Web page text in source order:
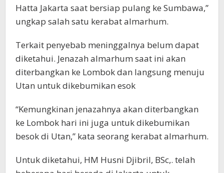
Hatta Jakarta saat bersiap pulang ke Sumbawa,”
ungkap salah satu kerabat almarhum.
Terkait penyebab meninggalnya belum dapat
diketahui. Jenazah almarhum saat ini akan
diterbangkan ke Lombok dan langsung menuju
Utan untuk dikebumikan esok
“Kemungkinan jenazahnya akan diterbangkan
ke Lombok hari ini juga untuk dikebumikan
besok di Utan,” kata seorang kerabat almarhum.
Untuk diketahui, HM Husni Djibril, BSc,. telah